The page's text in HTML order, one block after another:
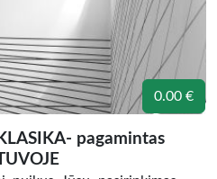
0.00 €
pagamintas